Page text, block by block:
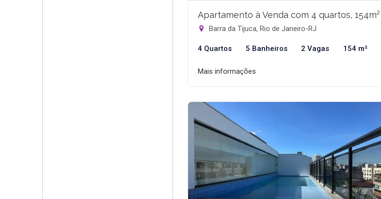
Apartamento à Venda com 4 quartos, 154m²
Barra da Tijuca, Rio de Janeiro-RJ
4 Quartos 5 Banheiros 2 Vagas 154 m²
Mais informações